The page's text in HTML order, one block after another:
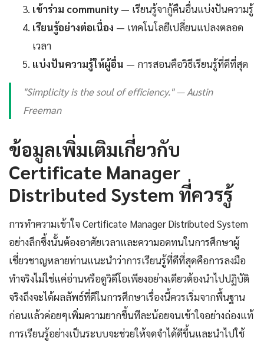
เข้าร่วม community — เรียนรู้จากู้คืนอื่นแบ่งปันความรู้
เรียนรู้อย่างต่อเนื่อง — เทคโนโลยีเปลี่ยนแปลงตลอด
เวลา
แบ่งปันความรู้ให้ผู้อื่น — การสอนคือวิธีเรียนรู้ที่ดีที่สุด
"Simplicity is the soul of efficiency." — Austin
Freeman
ข้อมูลเพิ่มเติมเกี่ยวกับ
Certificate Manager
Distributed System ที่ควรรู้
การทำความเข้าใจ Certificate Manager Distributed System
อย่างลึกซึ้งนั้นต้องอาศัยเวลาและความอดทนในการศึกษาผู้
เชี่ยวชาญหลายท่านแนะนำว่าการเรียนรู้ที่ดีที่สุดคือการลงมือ
ทำจริงไม่ใช่แค่อ่านหรือดูวิดีโอเพียงอย่างเดียวต้องนำไปปฏิบัติ
จริงถึงจะได้ผลลัพธ์ที่ดีในการศึกษาเรื่องนี้ควรเริ่มจากพื้นฐาน
ก่อนแล้วค่อยๆเพิ่มความยากขึ้นทีละน้อยจนเข้าใจอย่างถ่องแท้
การเรียนรู้อย่างเป็นระบบจะช่วยให้จดจำได้ดีขึ้นและนำไปใช้